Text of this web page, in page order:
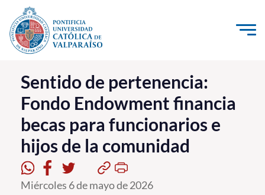
Click acá para ir directamente al contenido
La Universidad
Investigación, Creación e Innovación
PUCV Internacional
Vinculación con el Medio
Admisión
Sentido de pertenencia:
Fondo Endowment financia
becas para funcionarios e
hijos de la comunidad
Miércoles 6 de mayo de 2026